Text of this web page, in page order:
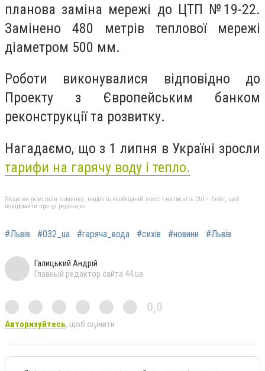
планова заміна мережі до ЦТП №19-22.
Замінено 480 метрів теплової мережі
діаметром 500 мм.
Роботи виконувалися відповідно до
Проекту з Європейським банком
реконструкції та розвитку.
Нагадаємо, що з 1 липня в Україні зросли
тарифи на гарячу воду і тепло.
Якщо ви помітили помилку, виділіть необхідний текст і натисніть Ctrl + Enter, щоб
повідомити про це редакцію
#Львів #032_ua #гаряча_вода #сихів #новини #Львів
Галицький Андрій
Главный редактор сайта 44.ua
0,0
Авторизуйтесь, щоб оцінити